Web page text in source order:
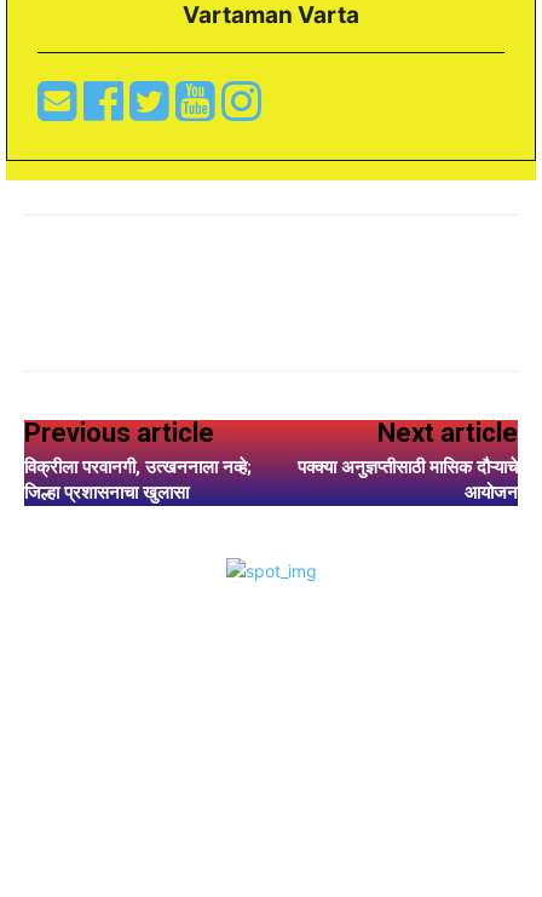
Vartaman Varta
Previous article
विक्रीला परवानगी, उत्खननाला नव्हे;
जिल्हा प्रशासनाचा खुलासा
Next article
पक्क्या अनुज्ञप्तीसाठी मासिक दौऱ्याचे
आयोजन